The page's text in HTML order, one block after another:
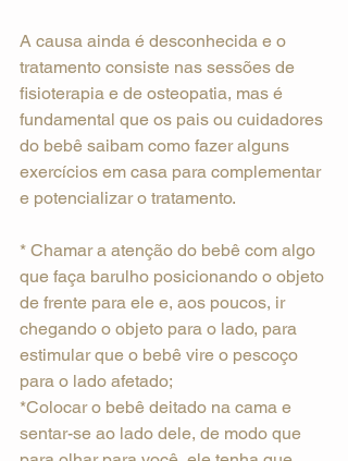
A causa ainda é desconhecida e o
tratamento consiste nas sessões de
fisioterapia e de osteopatia, mas é
fundamental que os pais ou cuidadores
do bebê saibam como fazer alguns
exercícios em casa para complementar
e potencializar o tratamento.
* Chamar a atenção do bebê com algo
que faça barulho posicionando o objeto
de frente para ele e, aos poucos, ir
chegando o objeto para o lado, para
estimular que o bebê vire o pescoço
para o lado afetado;
*Colocar o bebê deitado na cama e
sentar-se ao lado dele, de modo que